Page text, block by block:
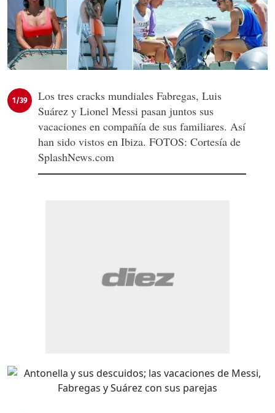
1/39
Los tres cracks mundiales Fabregas, Luis
Suárez y Lionel Messi pasan juntos sus
vacaciones en compañía de sus familiares. Así
han sido vistos en Ibiza. FOTOS: Cortesía de
SplashNews.com